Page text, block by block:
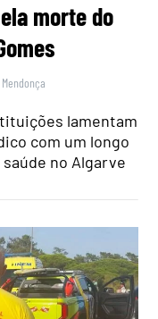
morte do
lamentam
com um longo
no Algarve